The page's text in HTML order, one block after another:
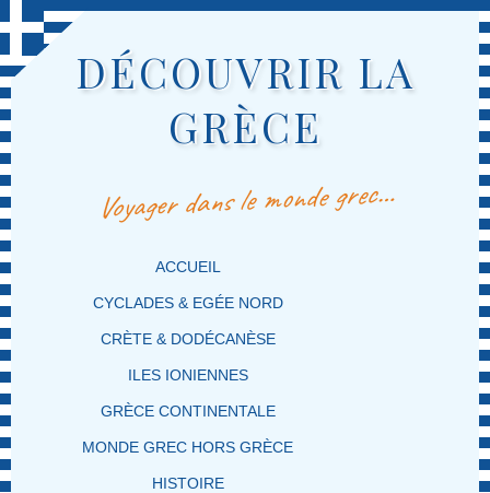
DÉCOUVRIR LA
GRÈCE
Voyager dans le monde grec…
MENU PRINCIPAL
MASQUER LA NAVIGATION PRINCIPALE
MASQUER LA NAVIGATION SECONDAIRE
ACCUEIL
CYCLADES & EGÉE NORD
CRÈTE & DODÉCANÈSE
ILES IONIENNES
GRÈCE CONTINENTALE
MONDE GREC HORS GRÈCE
HISTOIRE